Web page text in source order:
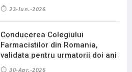
23-Iun.-2026
Conducerea Colegiului
Farmacistilor din Romania,
validata pentru urmatorii doi ani
30-Apr.-2026